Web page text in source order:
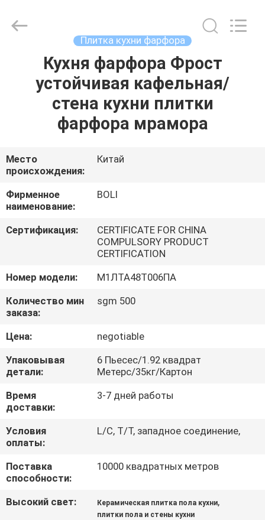
ДОМОЙ
ПРОДУКТЫ
ВИДЕОЗАПИСИ
О
НАС
ЭКСКУРСИЯ
ЗАВОДУ
КОНТРОЛЬ
КАЧЕСТВА
СВЯЖИТЕСЬ
С
НАМИ
ЗАПРОСИТЕ
ЦИТАТУ
КАРТА
CERAMICS
CO.,LTD..
Плитка кухни фарфора
Кухня фарфора Фрост
устойчивая кафельная/
стена кухни плитки
фарфора мрамора
Место
происхождения:
Китай
Фирменное
наименование:
BOLI
Сертификация:
CERTIFICATE FOR CHINA
COMPULSORY PRODUCT
CERTIFICATION
Номер модели:
М1ЛТА48Т006ПА
Количество мин
заказа:
sgm 500
Цена:
negotiable
Упаковывая
детали:
6 Пьесес/1.92 квадрат
Метерс/35кг/Картон
Время
доставки:
3-7 дней работы
Условия
оплаты:
L/C, T/T, западное соединение,
Поставка
способности:
10000 квадратных метров
Высокий свет: Керамическая плитка пола кухни,
плитки пола и стены кухни